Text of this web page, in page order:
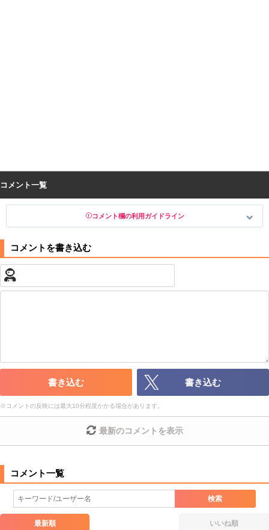
コメント一覧
コメント欄の利用ガイドライン
以下の書き込みを禁止とし、場合によってはコメント削除や書き込み制
限を行う可能性がございます。 あらかじめご了承ください。
・公序良俗に反する投稿
・アカウントの売買など金銭が絡む内容の投稿
・各ゲームのネタバレを含む内容の投稿
・その他、管理者が不適切と判断した投稿
コメントの削除につきましては下記フォームより申請をいた
だけますでしょうか。
コメントの削除を申請する※投稿内容を確認後、順次対応さ
※一度削除したコメントは復元ができませんのでご注意くだ
さい。
また、過度な利用規約の違反や、弊社に損害の及ぶ内容の書き込みがあ
った場合は、法的措置をとらせていただく場合もございますので、あら
かじめご理解くださいませ。
書き込む 書き込む
※ コメントの反映には最大10分程度かかる場合があります。
最新のコメントを表示
検索
最新順 いいね順